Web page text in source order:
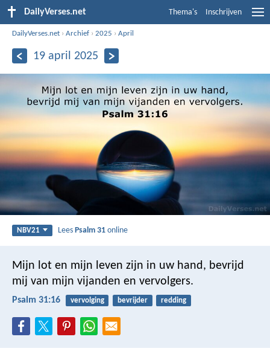
DailyVerses.net Thema's Inschrijven
DailyVerses.net ›Archief ›2025 ›April
19 april 2025
NBV21 LeesPsalm 31 online
Mijn lot en mijn leven zijn in uw hand, bevrijd
mij van mijn vijanden en vervolgers.
Psalm 31:16 vervolging bevrijder redding